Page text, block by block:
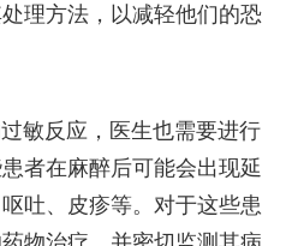
理方法，以减轻他们的恐
敏反应，医生也需要进行
者在麻醉后可能会出现延
吐、皮疹等。对于这些患